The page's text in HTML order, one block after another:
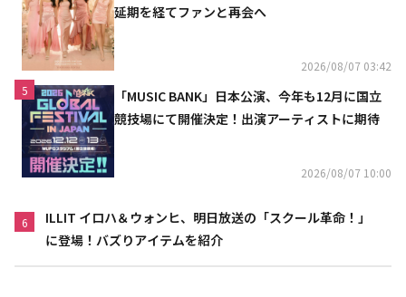
延期を経てファンと再会へ
2026/08/07 03:42
5
「MUSIC BANK」日本公演、今年も12月に国立
競技場にて開催決定！出演アーティストに期待
2026/08/07 10:00
6
ILLIT イロハ＆ウォンヒ、明日放送の「スクール革命！」
に登場！バズりアイテムを紹介